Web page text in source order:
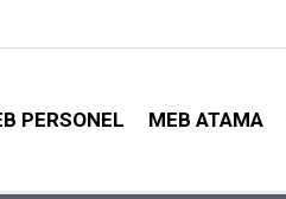
PERSONEL MEB ATAMA